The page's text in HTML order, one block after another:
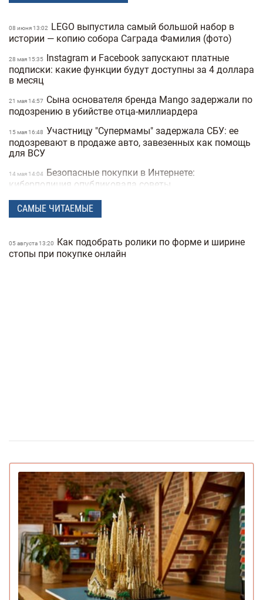
08 июня 13:02
LEGO выпустила самый большой набор в
истории — копию собора Саграда Фамилия (фото)
28 мая 15:35 Instagram и Facebook запускают платные
подписки: какие функции будут доступны за 4 доллара
в месяц
21 мая 14:57
Сына основателя бренда Mango задержали по
подозрению в убийстве отца-миллиардера
15 мая 16:48 Участницу "Супермамы" задержала СБУ: ее
подозревают в продаже авто, завезенных как помощь
для ВСУ
14 мая 14:04 Безопасные покупки в Интернете:
киберполиция опубликовала советы
28 апреля 16:14 Украинец побил мировой рекорд: сотрудник
морга сделал 230 татуировок костей и стал "живым
24 марта 14:40 Мужчины влюбляются быстрее, а женщины
— сильнее: исследование Biology of Sex Differences
15 умирающих профессий, которым грозит
16 декабря 16:22 Pantone назвал главный цвет 2026 года:
символизирует спокойствие (видео)
17:33 Pornhub подвел итоги года: Украина в топ-20 по
просмотрам
04 декабря 15:38 YouTube объявил итоги 2025 года: лучший
блогер, подкаст, самая популярная тема и музыка
03 декабря 13:59 Ботокс стал самой популярной процедурой
среднего класса и создал тренд на «однородные лица»
САМЫЕ ЧИТАЕМЫЕ
05 августа 13:20
Как подобрать ролики по форме и ширине
стопы при покупке онлайн